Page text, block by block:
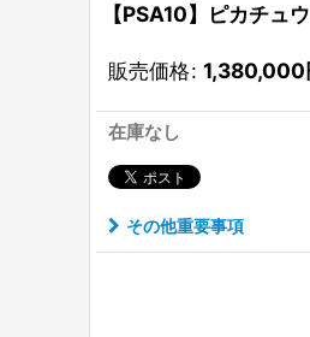
【PSA10】ピカチ
販売価格: 1,380,000
在庫なし
その他重要事項